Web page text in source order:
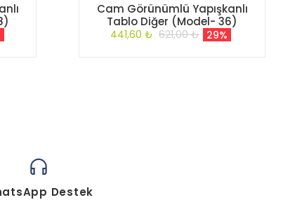
Cam Görünümlü Yapışkanlı
Tablo Diğer (Model- 36)
441,60 ₺ 621,00 ₺ 29%
Destek